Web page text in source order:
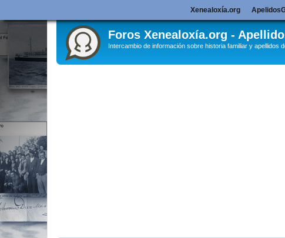
Foros Xenealoxía.org -
Intercambio de información sobre historia familiar y apellidos
Xenealoxía.org